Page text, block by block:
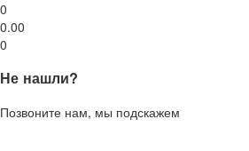
0
0.00
0
Не нашли?
Позвоните нам, мы подскажем